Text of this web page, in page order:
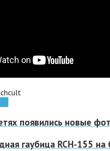
появились новые
гаубица RCH-155